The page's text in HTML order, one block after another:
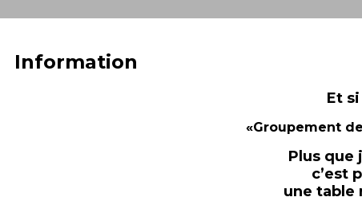
Information
Et
«Groupement
Plus que
c’est
une table